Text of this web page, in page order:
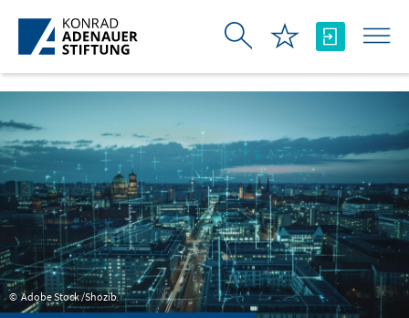
Ugrás a fő tartalomhoz
Adobe Stock /Shozib